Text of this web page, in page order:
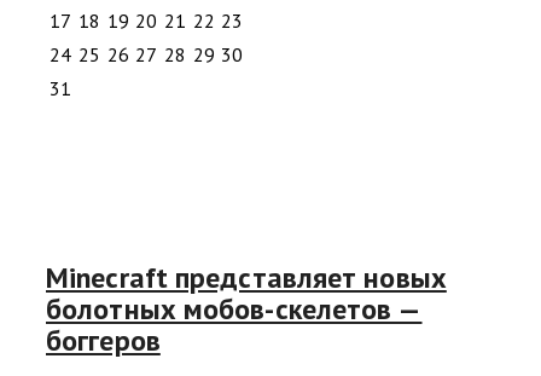
17 18 19 20 21 22 23
24 25 26 27 28 29 30
31
Minecraft представляет новых
болотных мобов-скелетов —
боггеров